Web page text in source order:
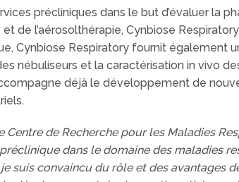
précliniques dans le but d’évaluer la
de l’aérosolthérapie, Cynbiose
Cynbiose Respiratory fournit également
nébuliseurs et la caractérisation in vivo
déjà le développement de
de Recherche pour les Maladies
dans le domaine des maladies
suis convaincu du rôle et des avantages